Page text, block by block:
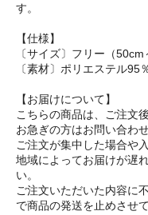
す。
【仕様】
〔サイズ〕フリー（50cm
〔素材〕ポリエステル95
【お届けについて】
こちらの商品は、ご注文後
お急ぎの方はお問い合わ
ご注文が集中した場合や
地域によってお届けが遅
い。
ご注文いただいた内容に
で商品の発送を止めさせ